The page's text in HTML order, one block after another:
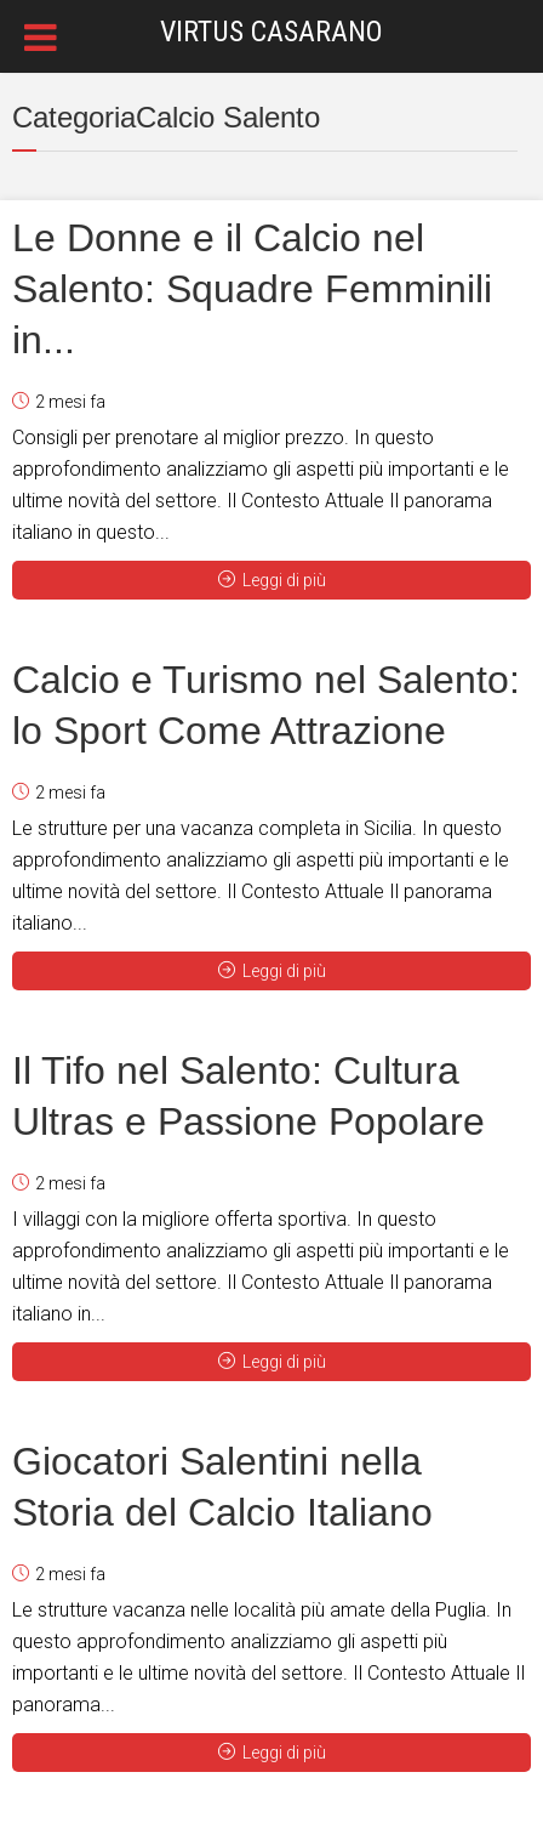
VIRTUS CASARANO
CategoriaCalcio Salento
Le Donne e il Calcio nel
Salento: Squadre Femminili
in...
2 mesi fa
Consigli per prenotare al miglior prezzo. In questo
approfondimento analizziamo gli aspetti più importanti e le
ultime novità del settore. Il Contesto Attuale Il panorama
italiano in questo...
Leggi di più
Calcio e Turismo nel Salento:
lo Sport Come Attrazione
2 mesi fa
Le strutture per una vacanza completa in Sicilia. In questo
approfondimento analizziamo gli aspetti più importanti e le
ultime novità del settore. Il Contesto Attuale Il panorama
italiano...
Leggi di più
Il Tifo nel Salento: Cultura
Ultras e Passione Popolare
2 mesi fa
I villaggi con la migliore offerta sportiva. In questo
approfondimento analizziamo gli aspetti più importanti e le
ultime novità del settore. Il Contesto Attuale Il panorama
italiano in...
Leggi di più
Giocatori Salentini nella
Storia del Calcio Italiano
2 mesi fa
Le strutture vacanza nelle località più amate della Puglia. In
questo approfondimento analizziamo gli aspetti più
importanti e le ultime novità del settore. Il Contesto Attuale Il
panorama...
Leggi di più